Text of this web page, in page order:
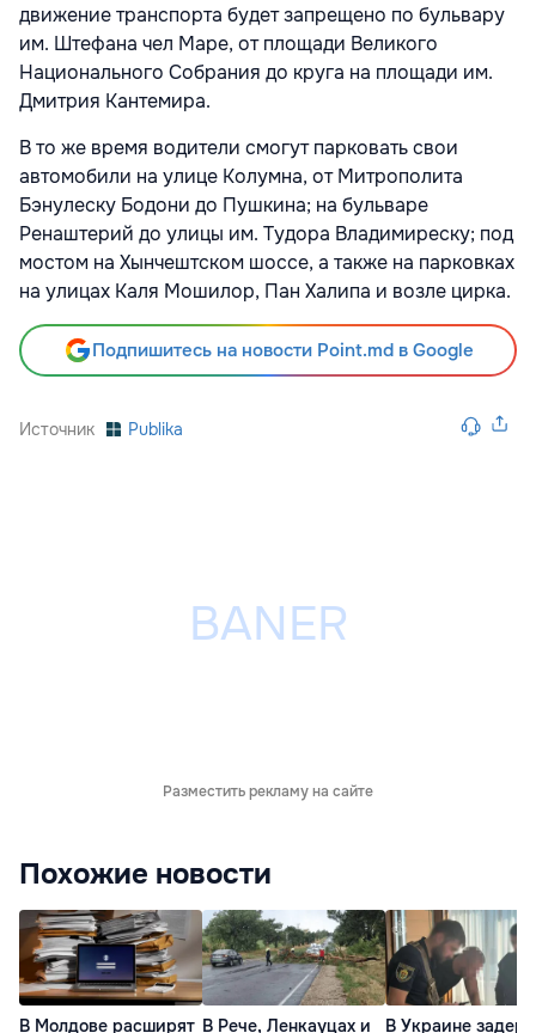
движение транспорта будет запрещено по бульвару
им. Штефана чел Маре, от площади Великого
Национального Собрания до круга на площади им.
Дмитрия Кантемира.
В то же время водители смогут парковать свои
автомобили на улице Колумна, от Митрополита
Бэнулеску Бодони до Пушкина; на бульваре
Ренаштерий до улицы им. Тудора Владимиреску; под
мостом на Хынчештском шоссе, а также на парковках
на улицах Каля Мошилор, Пан Халипа и возле цирка.
Подпишитесь на новости Point.md в Google
Источник Publika
Разместить рекламу на сайте
Похожие новости
В Молдове расширят В Рече, Ленкауцах и В Украине